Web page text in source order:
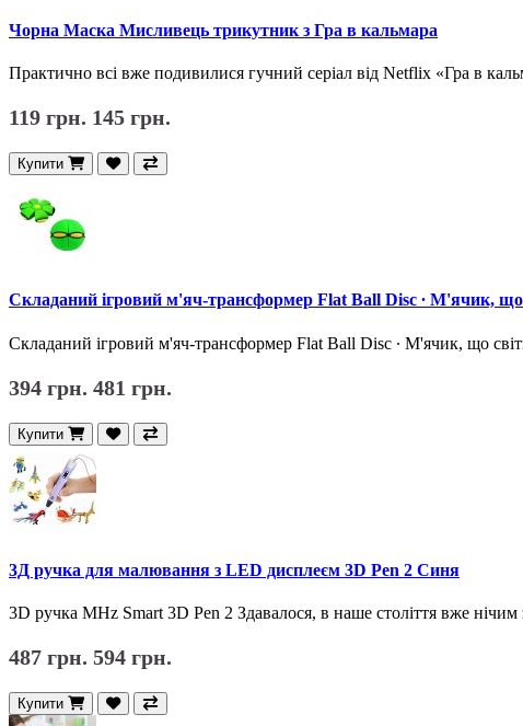
Чорна Маска Мисливець трикутник з Гра в кальмара
Практично всі вже подивилися гучний серіал від Netflix «Гра в
119 грн. 145 грн.
Купити
Складаний ігровий м'яч-трансформер Flat Ball Disc ∙ М'ячик, що
Складаний ігровий м'яч-трансформер Flat Ball Disc ∙ М'ячик, що
394 грн. 481 грн.
Купити
3Д ручка для малювання з LED дисплеєм 3D Pen 2 Синя
3D ручка MHz Smart 3D Pen 2 Здавалося, в наше століття вже
487 грн. 594 грн.
Купити